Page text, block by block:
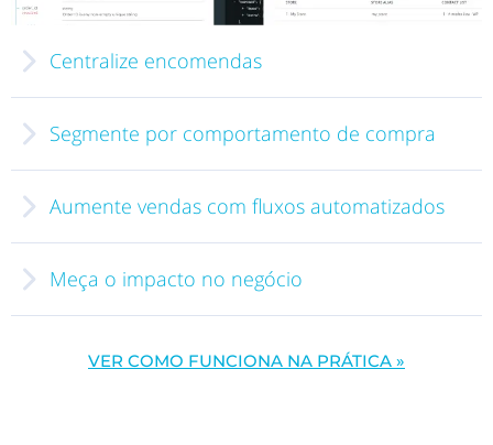
Centralize encomendas
Segmente por comportamento de compra
•
Aumente vendas com fluxos automatizados
Meça o impacto no negócio
VER COMO FUNCIONA NA PRÁTICA »